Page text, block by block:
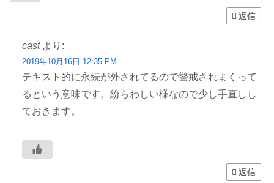
返信
cast より:
2019年10月16日 12:35 PM
テキスト的に永続が外されてるので警戒されまくって
るという意味です。紛らわしい様なので少し手直しし
ておきます。
返信